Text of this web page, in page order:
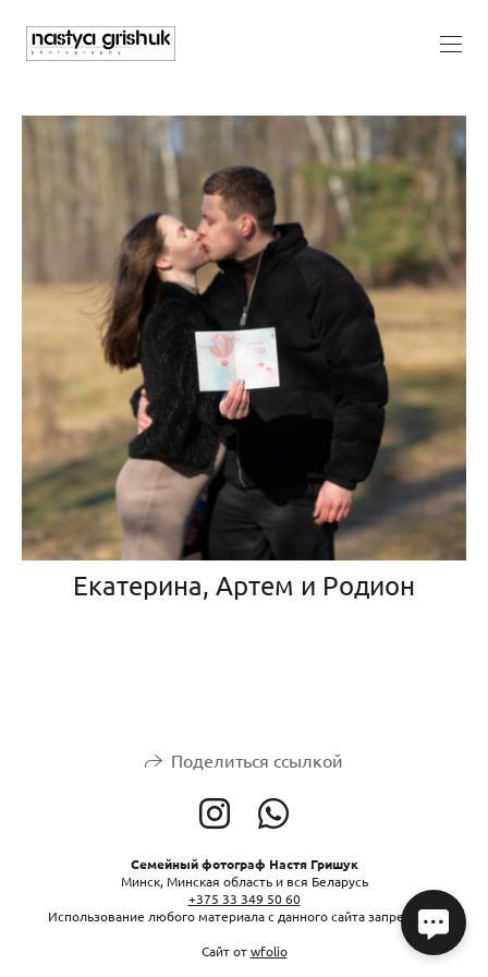
Екатерина, Артем и Родион
Поделиться ссылкой
Семейный фотограф Настя Гришук
Минск, Минская область и вся Беларусь
+375 33 349 50 60
Использование любого материала с данного сайта запрещено.
Сайт отwfolio